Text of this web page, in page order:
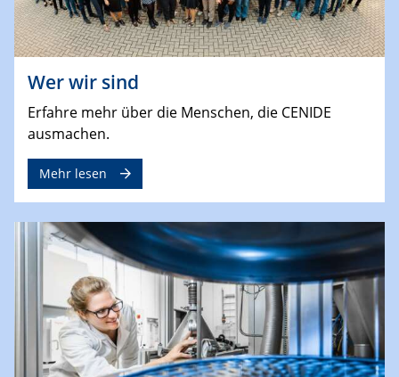
Wer wir sind
Erfahre mehr über die Menschen, die CENIDE
ausmachen.
Mehr lesen